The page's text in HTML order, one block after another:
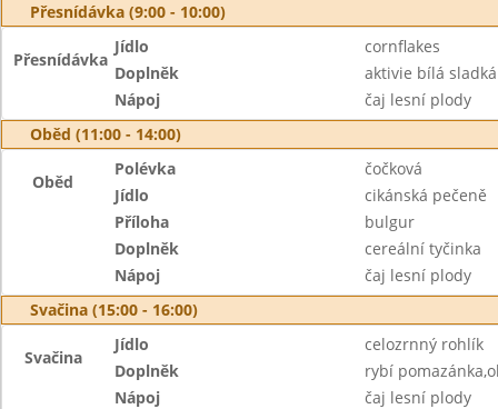
Přesnídávka (9:00 - 10:00)
Přesnídávka
Jídlo
cornflakes
Doplněk
aktivie bílá sladká
Nápoj
čaj lesní plody
Oběd (11:00 - 14:00)
Oběd
Polévka
čočková
Jídlo
cikánská pečeně
Příloha
bulgur
Doplněk
cereální tyčinka
Nápoj
čaj lesní plody
Svačina (15:00 - 16:00)
Svačina
Jídlo
celozrnný rohlík
Doplněk
rybí
Nápoj
čaj lesní plody